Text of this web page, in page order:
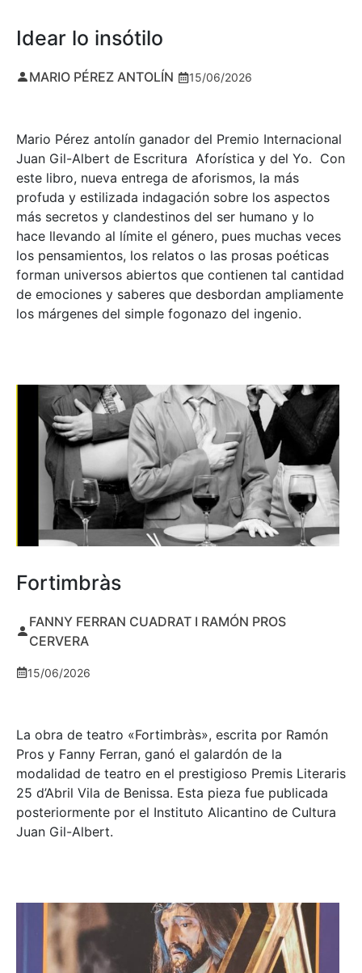
Idear lo insótilo
MARIO PÉREZ ANTOLÍN 15/06/2026
Mario Pérez antolín ganador del Premio Internacional
Juan Gil-Albert de Escritura Aforística y del Yo. Con
este libro, nueva entrega de aforismos, la más
profuda y estilizada indagación sobre los aspectos
más secretos y clandestinos del ser humano y lo
hace llevando al límite el género, pues muchas veces
los pensamientos, los relatos o las prosas poéticas
forman universos abiertos que contienen tal cantidad
de emociones y saberes que desbordan ampliamente
los márgenes del simple fogonazo del ingenio.
Fortimbràs
FANNY FERRAN CUADRAT I RAMÓN PROS
CERVERA
15/06/2026
La obra de teatro «Fortimbràs», escrita por Ramón
Pros y Fanny Ferran, ganó el galardón de la
modalidad de teatro en el prestigioso Premis Literaris
25 d’Abril Vila de Benissa. Esta pieza fue publicada
posteriormente por el Instituto Alicantino de Cultura
Juan Gil-Albert.